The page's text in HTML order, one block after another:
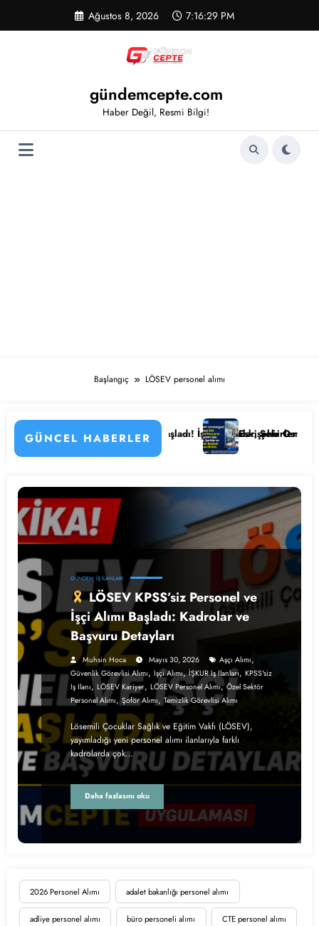
Ağustos 8, 2026 7:16:29 PM
gündemcepte.com
Haber Değil, Resmi Bilgi!
Başlangıç LÖSEV personel alımı
GÜNCEL HABERLER
Detayları
Hastanesi Personel Alımı Başladı! İşte Kadrolar, Şehirler ve Başvuru
Eskişehir Osmangazi
2026 Personel Alımı adalet bakanlığı personel alımı
adliye personel alımı büro personeli alımı CTE personel alımı
GÜNDEM İŞ İLANLARI
LÖSEV KPSS’siz Personel ve
İşçi Alımı Başladı: Kadrolar ve
Başvuru Detayları
Muhsin Hoca Mayıs 30, 2026 Aşçı Alımı,
Güvenlik Görevlisi Alımı, Işçi Alımı,İŞKUR Iş Ilanları, KPSS'siz
Iş Ilanı, LÖSEV Kariyer, LÖSEV Personel Alımı, Özel Sektör
Personel Alımı,Şoför Alımı, Temizlik Görevlisi Alımı
Lösemili Çocuklar Sağlık ve Eğitim Vakfı (LÖSEV),
yayımladığı yeni personel alımı ilanlarıyla farklı
kadrolarda çok…
Daha fazlasını oku